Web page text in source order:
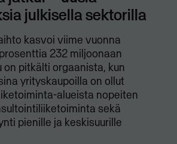
julkisella sektorilla
kasvoi viime vuonna
232 miljoonaan
on pitkälti orgaanista, kun
yrityskaupoilla on ollut
alueista nopeiten
sekä
pienille ja keskisuurille